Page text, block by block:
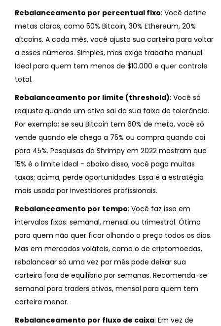
Rebalanceamento por percentual fixo: Você define
metas claras, como 50% Bitcoin, 30% Ethereum, 20%
altcoins. A cada mês, você ajusta sua carteira para voltar
a esses números. Simples, mas exige trabalho manual.
Ideal para quem tem menos de $10.000 e quer controle
total.
Rebalanceamento por limite (threshold): Você só
reajusta quando um ativo sai da sua faixa de tolerância.
Por exemplo: se seu Bitcoin tem 60% de meta, você só
vende quando ele chega a 75% ou compra quando cai
para 45%. Pesquisas da Shrimpy em 2022 mostram que
15% é o limite ideal - abaixo disso, você paga muitas
taxas; acima, perde oportunidades. Essa é a estratégia
mais usada por investidores profissionais.
Rebalanceamento por tempo: Você faz isso em
intervalos fixos: semanal, mensal ou trimestral. Ótimo
para quem não quer ficar olhando o preço todos os dias.
Mas em mercados voláteis, como o de criptomoedas,
rebalancear só uma vez por mês pode deixar sua
carteira fora de equilíbrio por semanas. Recomenda-se
semanal para traders ativos, mensal para quem tem
carteira menor.
Rebalanceamento por fluxo de caixa: Em vez de